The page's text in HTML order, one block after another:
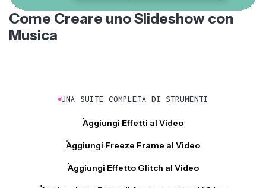
Come Creare uno Slideshow con
Musica
UNA SUITE COMPLETA DI STRUMENTI
Aggiungi Effetti al Video
Aggiungi Freeze Frame al Video
Aggiungi Effetto Glitch al Video